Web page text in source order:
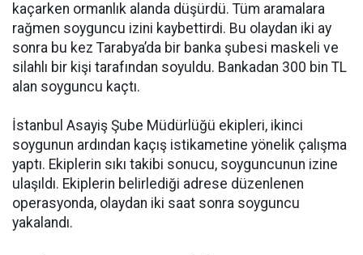
kaçarken ormanlık alanda düşürdü. Tüm aramalara
rağmen soyguncu izini kaybettirdi. Bu olaydan iki ay
sonra bu kez Tarabya’da bir banka şubesi maskeli ve
silahlı bir kişi tarafından soyuldu. Bankadan 300 bin TL
alan soyguncu kaçtı.
İstanbul Asayiş Şube Müdürlüğü ekipleri, ikinci
soygunun ardından kaçış istikametine yönelik çalışma
yaptı. Ekiplerin sıkı takibi sonucu, soyguncunun izine
ulaşıldı. Ekiplerin belirlediği adrese düzenlenen
operasyonda, olaydan iki saat sonra soyguncu
yakalandı.